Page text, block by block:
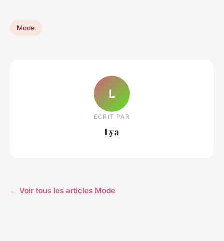
Mode
L
ECRIT PAR
Lya
← Voir tous les articles Mode